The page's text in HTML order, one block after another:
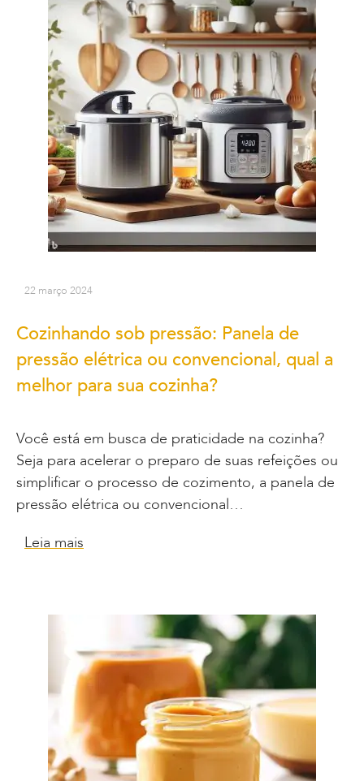
22 março 2024
Cozinhando sob pressão: Panela de
pressão elétrica ou convencional, qual a
melhor para sua cozinha?
Você está em busca de praticidade na cozinha?
Seja para acelerar o preparo de suas refeições ou
simplificar o processo de cozimento, a panela de
pressão elétrica ou convencional…
Leia mais